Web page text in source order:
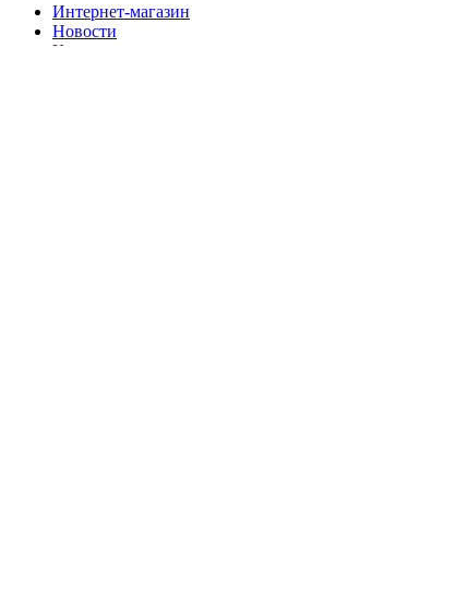
Интернет-магазин
Новости
Каталог